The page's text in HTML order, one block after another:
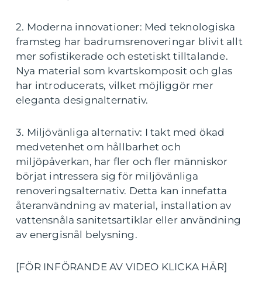
2. Moderna innovationer: Med teknologiska
framsteg har badrumsrenoveringar blivit allt
mer sofistikerade och estetiskt tilltalande.
Nya material som kvartskomposit och glas
har introducerats, vilket möjliggör mer
eleganta designalternativ.
3. Miljövänliga alternativ: I takt med ökad
medvetenhet om hållbarhet och
miljöpåverkan, har fler och fler människor
börjat intressera sig för miljövänliga
renoveringsalternativ. Detta kan innefatta
återanvändning av material, installation av
vattensnåla sanitetsartiklar eller användning
av energisnål belysning.
[FÖR INFÖRANDE AV VIDEO KLICKA HÄR]